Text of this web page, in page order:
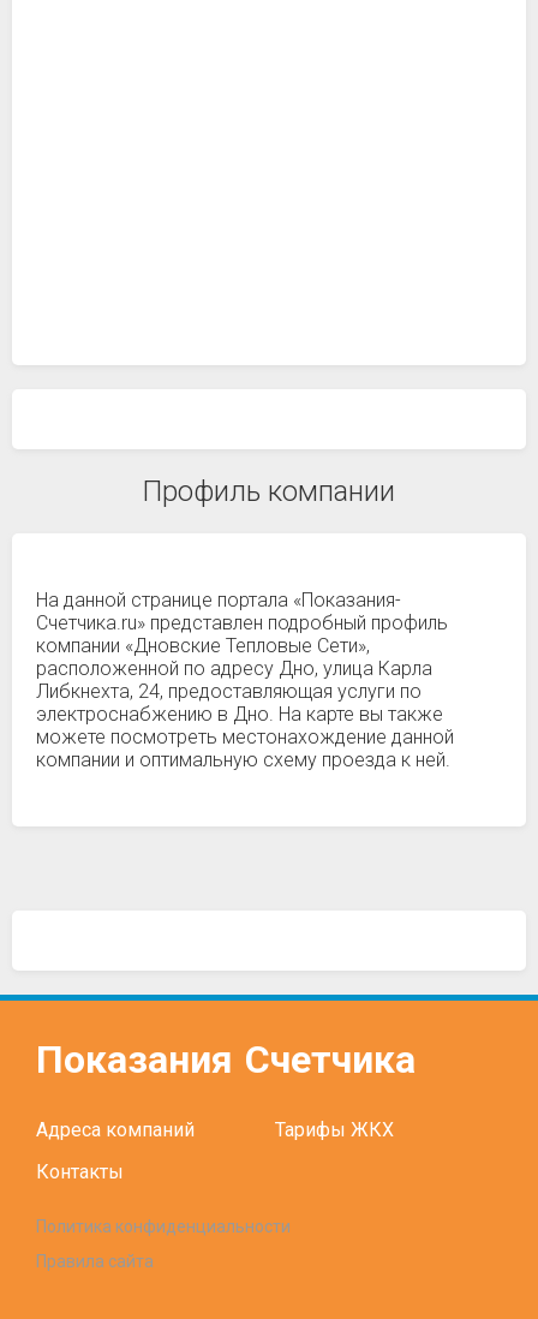
Профиль компании
На данной странице портала «Показания-
Счетчика.ru» представлен подробный профиль
компании «Дновские Тепловые Сети»,
расположенной по адресу Дно, улица Карла
Либкнехта, 24, предоставляющая услуги по
электроснабжению в Дно. На карте вы также
можете посмотреть местонахождение данной
компании и оптимальную схему проезда к ней.
Показания Счетчика
Адреса компаний
Тарифы ЖКХ
Контакты
Политика конфиденциальности
Правила сайта